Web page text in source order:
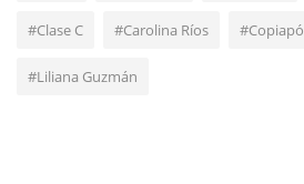
#Clase C #Carolina Ríos #Copiapó
#Liliana Guzmán